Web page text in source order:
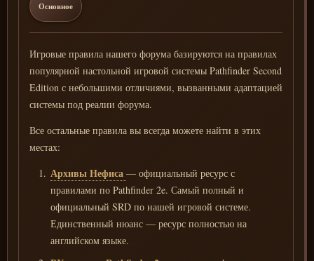
Основное
Игровые правила нашего форума базируются на правилах
популярной настольной игровой системы Pathfinder Second
Edition с небольшими отличиями, вызванными адаптацией
системы под реалии форума.
Все остальные правила вы всегда можете найти в этих
местах:
Архивы Нефиса — официальный ресурс с
правилами по Pathfinder 2e. Самый полный и
официальный SRD по нашей игровой системе.
Единственный нюанс — ресурс полностью на
английском языке.